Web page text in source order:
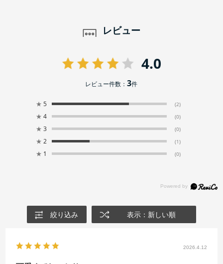
レビュー
4.0
レビュー件数：3件
★ 5 (2)
★ 4 (0)
★ 3 (0)
★ 2 (1)
★ 1 (0)
絞り込み 表示：新しい順
2026.4.12